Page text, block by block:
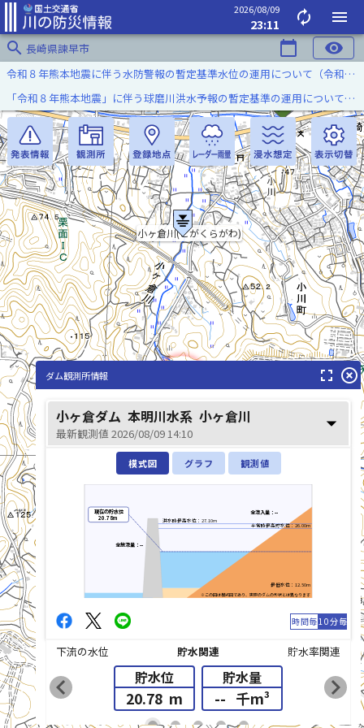
2026/08/09
23:11 autorenew
menu
search 長崎県諫早市 calendar_today visibility
小ヶ倉川(こがくらがわ)
令和８年熊本地震に伴う水防警報の暫定基準水位の運用について（令和８年８月７日）
「令和８年熊本地震」に伴う球磨川洪水予報の暫定基準の運用について（令和８年８月５日）
list_alt
ダム観測所情報 fullscreen highlight_off
小ヶ倉ダム 本明川水系 小ヶ倉川
最新観測値 2026/08/09 14:10 arrow_drop_down
模式図 グラフ 観測値
※この図は模式図であり、実際のダムの形状とは異なります
洪水時最高水位：27.10m
平常時最高貯水位：26.00m
最低水位：12.50m
現在の貯水位
20.78m
全流入量：--
全放流量：--
時間毎10分毎
下流の水位 貯水関連 貯水率関連
貯水位
20.78 m
貯水量
-- 千m³
chevron_left chevron_right